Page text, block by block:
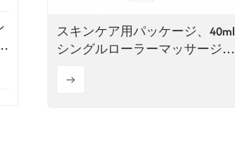
スキンケア用パッケージ、40ml
シングルローラーマッサージプ